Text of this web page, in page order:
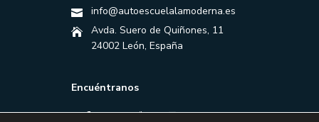
info@autoescuelalamoderna.es
Avda. Suero de Quiñones, 11
24002 León, España
Encuéntranos